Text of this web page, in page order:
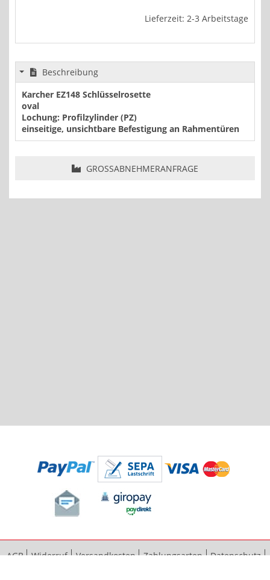
Lieferzeit: 2-3 Arbeitstage
Beschreibung
Karcher EZ148 Schlüsselrosette
oval
Lochung: Profilzylinder (PZ)
einseitige, unsichtbare Befestigung an Rahmentüren
GROSSABNEHMERANFRAGE
AGB Widerruf Versandkosten Zahlungsarten
Datenschutz